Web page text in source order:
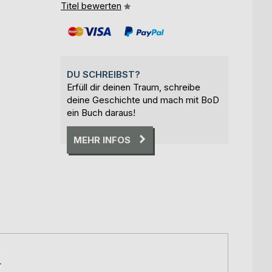
Titel bewerten
DU SCHREIBST?
Erfüll dir deinen Traum, schreibe
deine Geschichte und mach mit BoD
ein Buch daraus!
MEHR INFOS